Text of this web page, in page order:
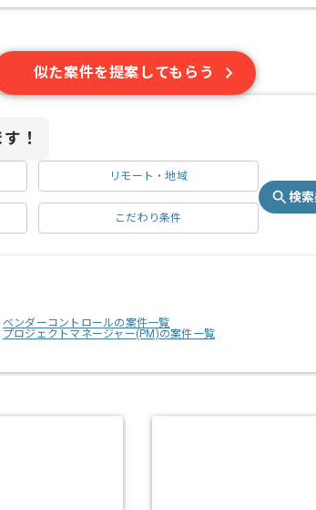
似た案件を提案してもらう
！
リモート・地域
こだわり条件
検
ベンダーコントロールの案件一覧
プロジェクトマネージャー(PM)の案件一覧